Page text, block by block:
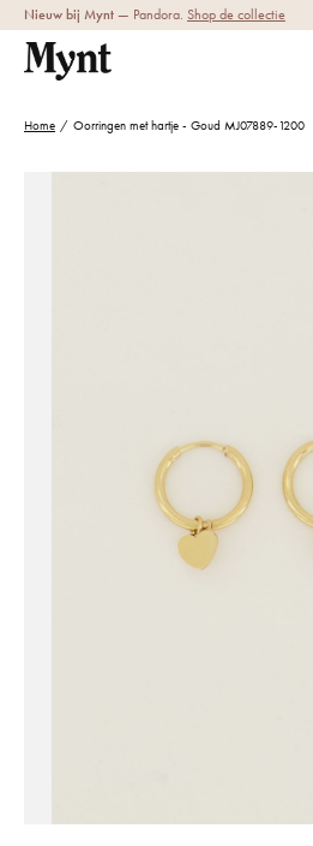
Nieuw bij Mynt — Pandora. Shop de collectie
Home / Oorringen met hartje - Goud MJ07889-1200